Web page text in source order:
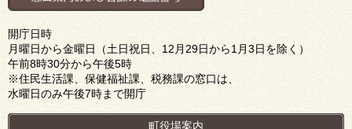
開庁日時
月曜日から金曜日（土日祝日、12月29日から1月3日を除く）
午前8時30分から午後5時
※住民生活課、保健福祉課、税務課の窓口は、
水曜日のみ午後7時まで開庁
町役場案内